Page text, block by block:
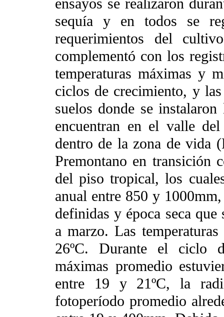
ensayos se realizaron
sequía y en todos se
requerimientos del
complementó con los
temperaturas máximas y
ciclos de crecimiento, y
suelos donde se
encuentran en el valle
dentro de la zona de vida
Premontano en transición
del piso tropical, los
anual entre 850 y
definidas y época seca
a marzo. Las
26ºC. Durante el ciclo
máximas promedio
entre 19 y 21ºC, la
fotoperíodo promedio